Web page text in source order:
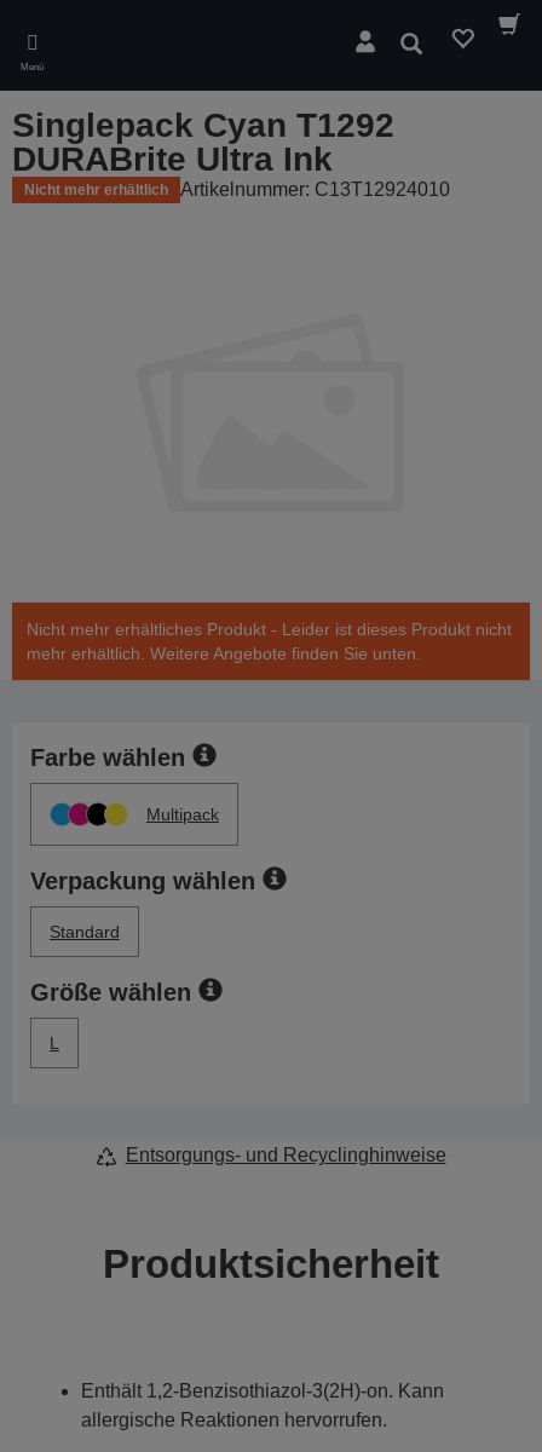
main
content
Menü
Suchen
Singlepack Cyan T1292
DURABrite Ultra Ink
Nicht mehr erhältlich Artikelnummer: C13T12924010
Nicht mehr erhältliches Produkt - Leider ist dieses Produkt nicht
mehr erhältlich. Weitere Angebote finden Sie unten.
Farbe wählen
Multipack
Verpackung wählen
Standard
Größe wählen
L
Entsorgungs- und Recyclinghinweise
Produktsicherheit
Enthält 1,2-Benzisothiazol-3(2H)-on. Kann
allergische Reaktionen hervorrufen.